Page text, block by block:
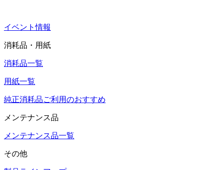
イベント情報
消耗品・用紙
消耗品一覧
用紙一覧
純正消耗品ご利用のおすすめ
メンテナンス品
メンテナンス品一覧
その他